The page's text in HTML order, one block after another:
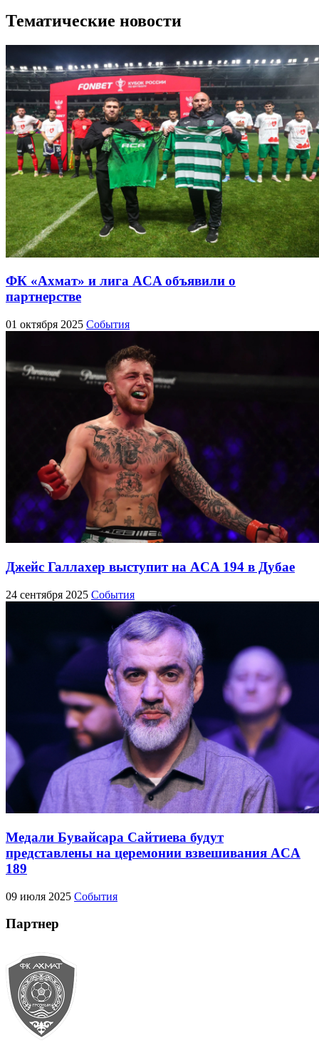
Тематические новости
ФК «Ахмат» и лига ACA объявили о
партнерстве
01 октября 2025 События
Джейс Галлахер выступит на ACA 194 в Дубае
24 сентября 2025 События
Медали Бувайсара Сайтиева будут
представлены на церемонии взвешивания ACA
189
09 июля 2025 События
Партнер